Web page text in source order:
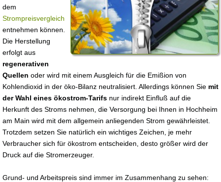
dem
Strompreisvergleich
entnehmen können.
Die Herstellung
erfolgt aus
regenerativen
Quellen oder wird mit einem Ausgleich für die Emißion von
Kohlendioxid in der öko-Bilanz neutralisiert. Allerdings können Sie mit
der Wahl eines ökostrom-Tarifs nur indirekt Einfluß auf die
Herkunft des Stroms nehmen, die Versorgung bei Ihnen in Hochheim
am Main wird mit dem allgemein anliegenden Strom gewährleistet.
Trotzdem setzen Sie natürlich ein wichtiges Zeichen, je mehr
Verbraucher sich für ökostrom entscheiden, desto größer wird der
Druck auf die Stromerzeuger.
Grund- und Arbeitspreis sind immer im Zusammenhang zu sehen: